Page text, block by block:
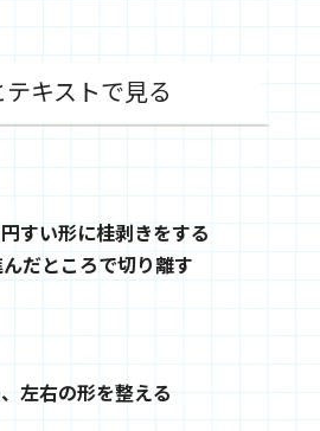
キストで見る
すい形に桂剥きをする
だところで切り離す
左右の形を整える